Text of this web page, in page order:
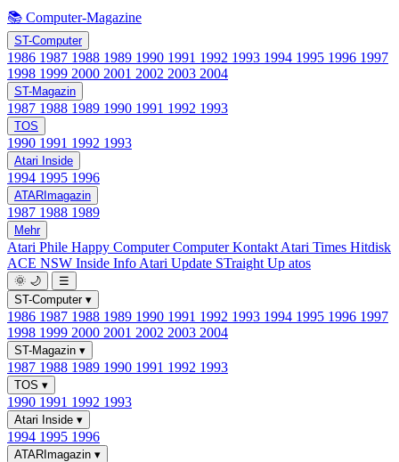
📚 Computer-Magazine
ST-Computer
1986 1987 1988 1989 1990 1991 1992 1993 1994 1995 1996 1997
1998 1999 2000 2001 2002 2003 2004
ST-Magazin
1987 1988 1989 1990 1991 1992 1993
TOS
1990 1991 1992 1993
Atari Inside
1994 1995 1996
ATARImagazin
1987 1988 1989
Mehr
Atari Phile Happy ComputerComputer Kontakt Atari Times Hitdisk
ACE NSW Inside Info Atari Update STraight Up atos
🌞 🌙
☰
ST-Computer ▾
1986 1987 1988 1989 1990 1991 1992 1993 1994 1995 1996 1997
1998 1999 2000 2001 2002 2003 2004
ST-Magazin ▾
1987 1988 1989 1990 1991 1992 1993
TOS ▾
1990 1991 1992 1993
Atari Inside ▾
1994 1995 1996
ATARImagazin ▾